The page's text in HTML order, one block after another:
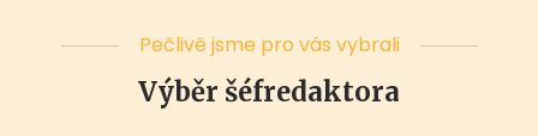
Pečlivě jsme pro vás vybrali
Výběr šéfredaktora